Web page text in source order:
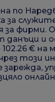
по
за
за фирми.
данъци и
€ на
този